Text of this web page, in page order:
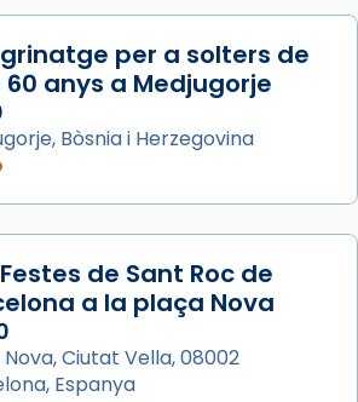
història de sant Cugat, a
Mitjana sorgeix la tradició
(“relatiu a Júlia”) i
a Semprònia =
seves. I l’any 1667, el
Roig, afirma en una obra
filles de l’antiga Iluro.
les relíq
Share
per a solters de
60 anys a Medjugorje
Bòsnia i Herzegovina
de Sant Roc de
a la plaça Nova
Nova, Ciutat Vella, 08002
Espanya